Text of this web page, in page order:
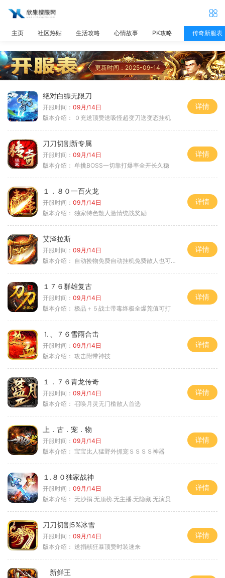
主页 社区热贴 生活攻略 心情故事 PK攻略 传奇新服表
更新时间：2025-09-14
绝对白缥无限刀
开服时间： 09月/14日
版本介绍：
０充送顶赞送吸怪超变刀送变态挂机
详情
刀刀切割新专属
开服时间： 09月/14日
版本介绍： 单挑BOSS一切靠打爆率全开长久稳
详情
１．８０一百火龙
开服时间： 09月/14日
版本介绍： 独家特色散人激情统战奖励
详情
艾泽拉斯
开服时间： 09月/14日
版本介绍： 自动捡物免费自动挂机免费散人也可毕业
详情
１７６群雄复古
开服时间： 09月/14日
版本介绍： 极品＋５战士带毒终极全爆茺值可打
详情
⒈、７６雪雨合击
开服时间： 09月/14日
版本介绍： 攻击附带神技
详情
１．７６青龙传奇
开服时间： 09月/14日
版本介绍： 召唤月灵无门槛散人首选
详情
上．古．宠．物
开服时间： 09月/14日
版本介绍： 宝宝比人猛野外抓宠ＳＳＳＳ神器
详情
１.８０独家战神
开服时间： 09月/14日
版本介绍： 无沙捐.无顶榜.无主播.无隐藏.无演员
详情
刀刀切割5%冰雪
开服时间： 09月/14日
版本介绍： 送捐献狂暴顶赞时装速来
详情
新鲜王